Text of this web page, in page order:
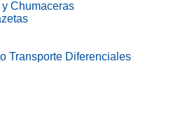
Chumaceras
Transporte Diferenciales